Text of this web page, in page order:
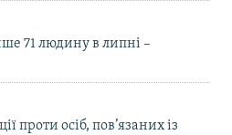
71 людину в липні –
проти осіб, пов’язаних із